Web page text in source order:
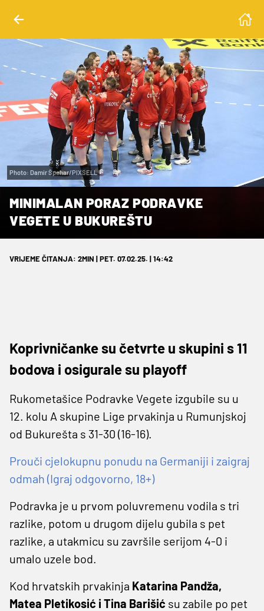
Photo: Damir Špehar/PIXSELL
MINIMALAN PORAZ PODRAVKE
VEGETE U BUKUREŠTU
VRIJEME ČITANJA: 2MIN | PET. 07.02.25. | 14:42
Koprivničanke su četvrte u skupini s 11
bodova i osigurale su playoff
Rukometašice Podravke Vegete izgubile su u
12. kolu A skupine Lige prvakinja u Rumunjskoj
od Bukurešta s 31-30 (16-16).
Prouči cjelokupnu ponudu na Germaniji i zaigraj
odmah (Igraj odgovorno, 18+)
Podravka je u prvom poluvremenu vodila s tri
razlike, potom u drugom dijelu gubila s pet
razlike, a utakmicu su završile serijom 4-0 i
umalo uzele bod.
Kod hrvatskih prvakinja Katarina Pandža,
Matea Pletikosić i Tina Barišić su zabile po pet